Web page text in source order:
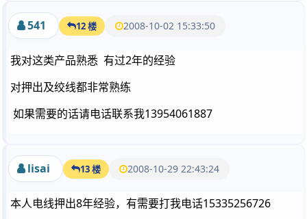
541 12 楼 2008-10-02 15:33:50
我对这类产品熟悉 有过2年的经验
对押出及绞线都非常熟练
如果需要的话请电话联系我13954061887
lisai 13 楼 2008-10-29 22:43:24
本人电线押出8年经验，有需要打我电话15335256726